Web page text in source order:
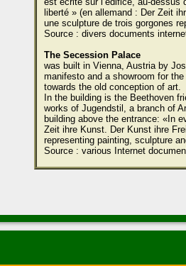
liberté » (en allemand : Der Zeit
une sculpture de trois gorgones
Source : divers documents
The Secession Palace
was built in Vienna, Austria by
manifesto and a showroom for
towards the old conception of art.
In the building is the Beethoven
works of Jugendstil, a branch of
building above the entrance: «In
Zeit ihre Kunst. Der Kunst ihre
representing painting, sculpture
Source : various Internet